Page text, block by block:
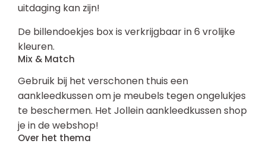
uitdaging kan zijn!
De billendoekjes box is verkrijgbaar in 6 vrolijke
kleuren.
Mix & Match
Gebruik bij het verschonen thuis een
aankleedkussen om je meubels tegen ongelukjes
te beschermen. Het Jollein aankleedkussen shop
je in de webshop!
Over het thema